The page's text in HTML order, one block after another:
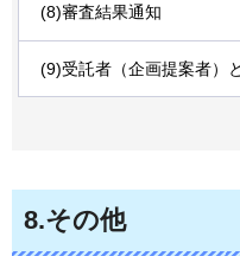
(8)審査結果通知
(9)受託者（企画提案者）
8.その他